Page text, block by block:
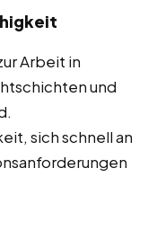
Arbeit in
und
sich schnell an